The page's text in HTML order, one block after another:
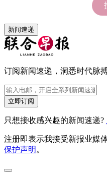
新闻速递
订阅新闻速递，洞悉时代脉搏
立即订阅
只想接收感兴趣的新闻速递?
注册即表示我接受新报业媒
保护声明 。